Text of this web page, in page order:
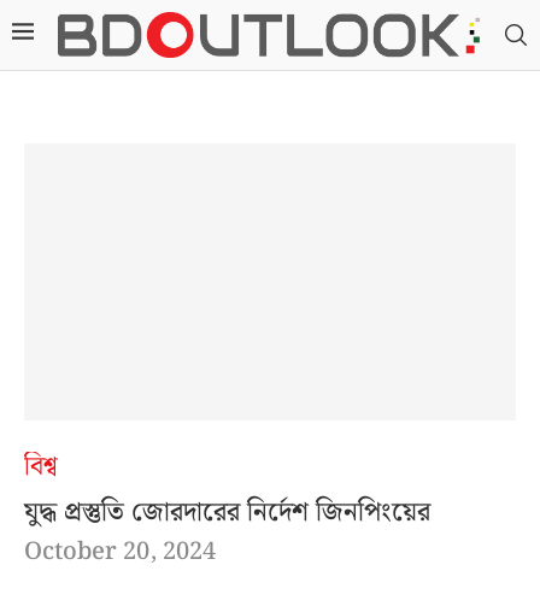
বিশ্ব
যুদ্ধ প্রস্তুতি জোরদারের নির্দেশ জিনপিংয়ের
October 20, 2024